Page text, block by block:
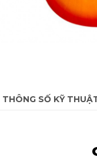
THÔNG SỐ KỸ